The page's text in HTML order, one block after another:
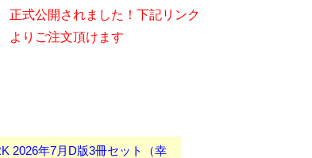
正式公開されました！下記リンク
よりご注文頂けます
2026年7月D版3冊セット（幸